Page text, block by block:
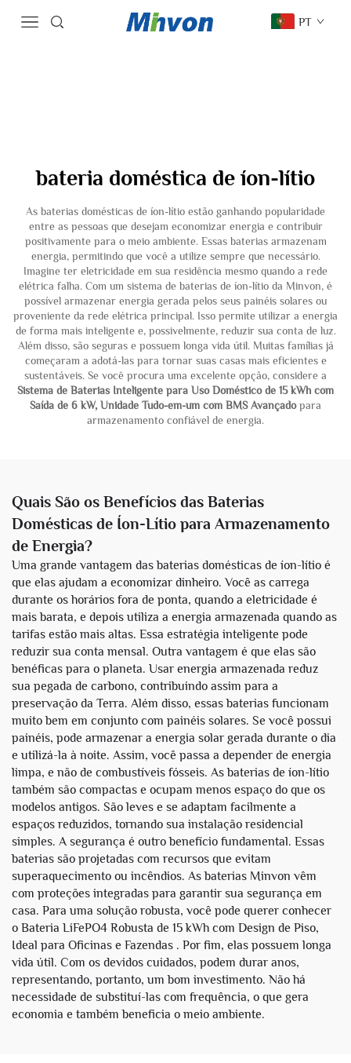
PT
bateria doméstica de íon-lítio
As baterias domésticas de íon-lítio estão ganhando popularidade
entre as pessoas que desejam economizar energia e contribuir
positivamente para o meio ambiente. Essas baterias armazenam
energia, permitindo que você a utilize sempre que necessário.
Imagine ter eletricidade em sua residência mesmo quando a rede
elétrica falha. Com um sistema de baterias de íon-lítio da Minvon, é
possível armazenar energia gerada pelos seus painéis solares ou
proveniente da rede elétrica principal. Isso permite utilizar a energia
de forma mais inteligente e, possivelmente, reduzir sua conta de luz.
Além disso, são seguras e possuem longa vida útil. Muitas famílias já
começaram a adotá-las para tornar suas casas mais eficientes e
sustentáveis. Se você procura uma excelente opção, considere a
Sistema de Baterias Inteligente para Uso Doméstico de 15 kWh com
Saída de 6 kW, Unidade Tudo-em-um com BMS Avançadopara
armazenamento confiável de energia.
Quais São os Benefícios das Baterias
Domésticas de Íon-Lítio para Armazenamento
de Energia?
Uma grande vantagem das baterias domésticas de íon-lítio é
que elas ajudam a economizar dinheiro. Você as carrega
durante os horários fora de ponta, quando a eletricidade é
mais barata, e depois utiliza a energia armazenada quando as
tarifas estão mais altas. Essa estratégia inteligente pode
reduzir sua conta mensal. Outra vantagem é que elas são
benéficas para o planeta. Usar energia armazenada reduz
sua pegada de carbono, contribuindo assim para a
preservação da Terra. Além disso, essas baterias funcionam
muito bem em conjunto com painéis solares. Se você possui
painéis, pode armazenar a energia solar gerada durante o dia
e utilizá-la à noite. Assim, você passa a depender de energia
limpa, e não de combustíveis fósseis. As baterias de íon-lítio
também são compactas e ocupam menos espaço do que os
modelos antigos. São leves e se adaptam facilmente a
espaços reduzidos, tornando sua instalação residencial
simples. A segurança é outro benefício fundamental. Essas
baterias são projetadas com recursos que evitam
superaquecimento ou incêndios. As baterias Minvon vêm
com proteções integradas para garantir sua segurança em
casa. Para uma solução robusta, você pode querer conhecer
o Bateria LiFePO4 Robusta de 15 kWh com Design de Piso,
Ideal para Oficinas e Fazendas . Por fim, elas possuem longa
vida útil. Com os devidos cuidados, podem durar anos,
representando, portanto, um bom investimento. Não há
necessidade de substituí-las com frequência, o que gera
economia e também beneficia o meio ambiente.